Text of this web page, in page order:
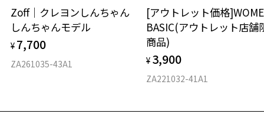
仕上がり寸法
D 仕上がりの横幅：約148mm
安心2 視力測定無料
視力の変化を早めに発見するために、定期的な視
力測定をおすすめいたします。
安心3 かかり具合調整無料
オンラインストアでフレームのみ購入して、
実店舗で度付きにできます
ご購入時に「レンズ交換券」をお選びいただくと、実店舗で
度数を測定のうえ、度付きレンズ（標準セットレンズ）へ無
Zoff｜クレヨンしんちゃん
しんちゃんモデル
¥ 7,700
ZA261035-43A1
[アウトレット価格
BASIC(アウトレット店舗
商品)
¥ 3,900
ZA221032-41A1